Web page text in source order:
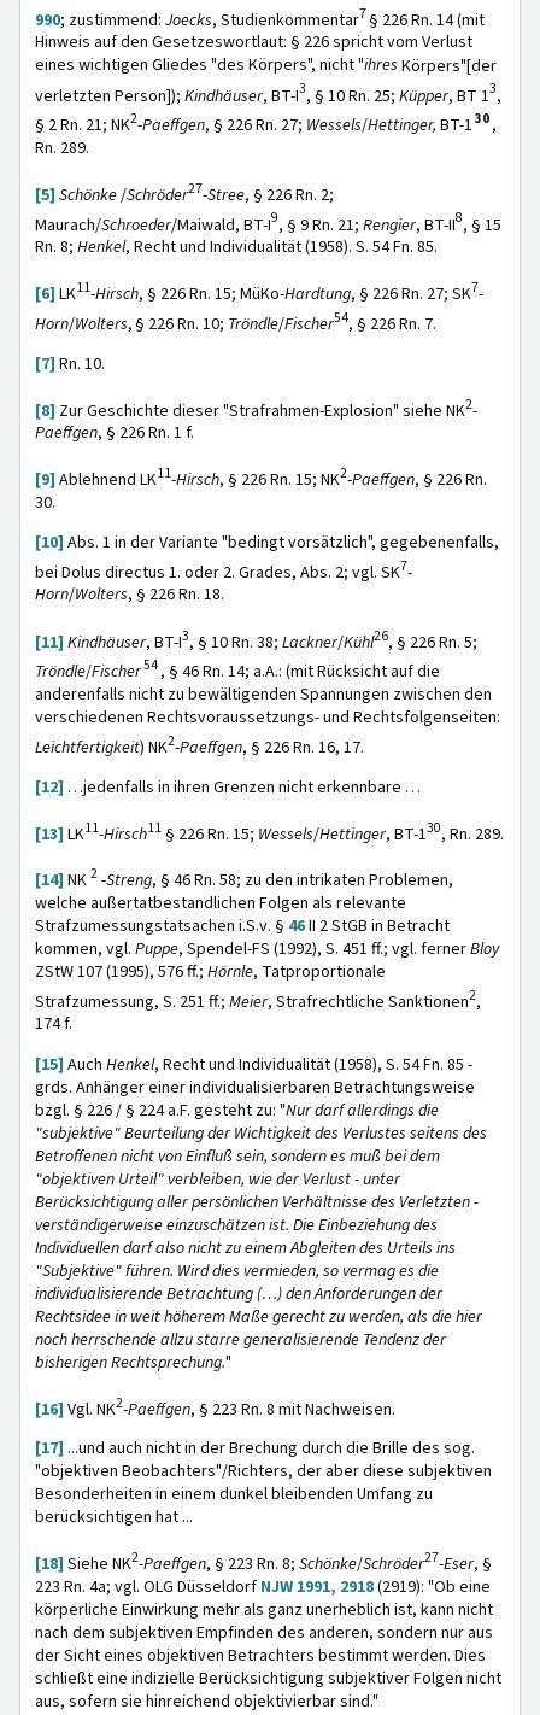
990; zustimmend: Joecks, Studienkommentar7§ 226 Rn. 14 (mit
Hinweis auf den Gesetzeswortlaut: § 226 spricht vom Verlust
eines wichtigen Gliedes "des Körpers", nicht "ihres Körpers"[der
verletzten Person]); Kindhäuser, BT-I3, § 10 Rn. 25; Küpper, BT 13,
§ 2 Rn. 21; NK2-Paeffgen, § 226 Rn. 27; Wessels/Hettinger, BT-130,
Rn. 289.
[5] Schönke/Schröder27-Stree, § 226 Rn. 2;
Maurach/Schroeder/Maiwald, BT-I9, § 9 Rn. 21; Rengier, BT-II8, § 15
Rn. 8; Henkel, Recht und Individualität (1958). S. 54 Fn. 85.
[6] LK11-Hirsch, § 226 Rn. 15; MüKo-Hardtung, § 226 Rn. 27; SK7-
Horn/Wolters,§ 226 Rn. 10; Tröndle/Fischer54, § 226 Rn. 7.
[7] Rn. 10.
[8] Zur Geschichte dieser "Strafrahmen-Explosion" siehe NK2-
Paeffgen, § 226 Rn. 1 f.
[9] Ablehnend LK11-Hirsch, § 226 Rn. 15; NK2-Paeffgen, § 226 Rn.
30.
[10] Abs. 1 in der Variante "bedingt vorsätzlich", gegebenenfalls,
bei Dolus directus 1. oder 2. Grades, Abs. 2; vgl. SK7-
Horn/Wolters, § 226 Rn. 18.
[11] Kindhäuser, BT-I3, § 10 Rn. 38; Lackner/Kühl26, § 226 Rn. 5;
Tröndle/Fischer54, § 46 Rn. 14; a.A.: (mit Rücksicht auf die
anderenfalls nicht zu bewältigenden Spannungen zwischen den
verschiedenen Rechtsvoraussetzungs- und Rechtsfolgenseiten:
Leichtfertigkeit) NK2-Paeffgen, § 226 Rn. 16, 17.
[12] …jedenfalls in ihren Grenzen nicht erkennbare …
[13] LK11-Hirsch11§ 226 Rn. 15; Wessels/Hettinger, BT-130, Rn. 289.
[14] NK2-Streng, § 46 Rn. 58; zu den intrikaten Problemen,
welche außertatbestandlichen Folgen als relevante
Strafzumessungstatsachen i.S.v. § 46II 2 StGB in Betracht
kommen, vgl. Puppe, Spendel-FS (1992), S. 451 ff.; vgl. fernerBloy
ZStW 107 (1995), 576 ff.; Hörnle, Tatproportionale
Strafzumessung, S. 251 ff.; Meier, Strafrechtliche Sanktionen2,
174 f.
[15] Auch Henkel, Recht und Individualität (1958), S. 54 Fn. 85 -
grds. Anhänger einer individualisierbaren Betrachtungsweise
bzgl. § 226 / § 224 a.F. gesteht zu: "Nur darf allerdings die
"subjektive" Beurteilung der Wichtigkeit des Verlustes seitens des
Betroffenen nicht von Einfluß sein, sondern es muß bei dem
"objektiven Urteil" verbleiben, wie der Verlust - unter
Berücksichtigung aller persönlichen Verhältnisse des Verletzten -
verständigerweise einzuschätzen ist. Die Einbeziehung des
Individuellen darf also nicht zu einem Abgleiten des Urteils ins
"Subjektive" führen. Wird dies vermieden, so vermag es die
individualisierende Betrachtung (…) den Anforderungen der
Rechtsidee in weit höherem Maße gerecht zu werden, als die hier
noch herrschende allzu starre generalisierende Tendenz der
bisherigen Rechtsprechung."
[16] Vgl. NK2-Paeffgen, § 223 Rn. 8 mit Nachweisen.
[17] ...und auch nicht in der Brechung durch die Brille des sog.
"objektiven Beobachters"/Richters, der aber diese subjektiven
Besonderheiten in einem dunkel bleibenden Umfang zu
berücksichtigen hat ...
[18] Siehe NK2-Paeffgen, § 223 Rn. 8; Schönke/Schröder27-Eser, §
223 Rn. 4a; vgl. OLG Düsseldorf NJW 1991, 2918(2919): "Ob eine
körperliche Einwirkung mehr als ganz unerheblich ist, kann nicht
nach dem subjektiven Empfinden des anderen, sondern nur aus
der Sicht eines objektiven Betrachters bestimmt werden. Dies
schließt eine indizielle Berücksichtigung subjektiver Folgen nicht
aus, sofern sie hinreichend objektivierbar sind."